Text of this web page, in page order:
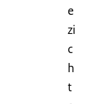
e
zi
c
h
t